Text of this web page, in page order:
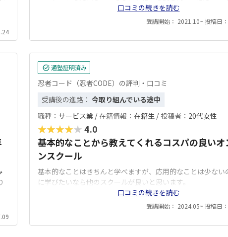
口コミの続きを読む
受講開始： 2021.10~ 投稿日
通塾証明済み
忍者コード（忍者CODE）の評判・口コミ
受講後の進路： 今取り組んでいる途中
職種： サービス業 / 在籍情報： 在籍生 / 投稿者： 20代女性
★★★★★4.0
基本的なことから教えてくれるコスパの良いオ
ンスクール
基本的なことはきちんと学べますが、応用的なことは少ない
に学びたいなら他のスクールが良いと思います。
口コミの続きを読む
受講開始： 2024.05~ 投稿日